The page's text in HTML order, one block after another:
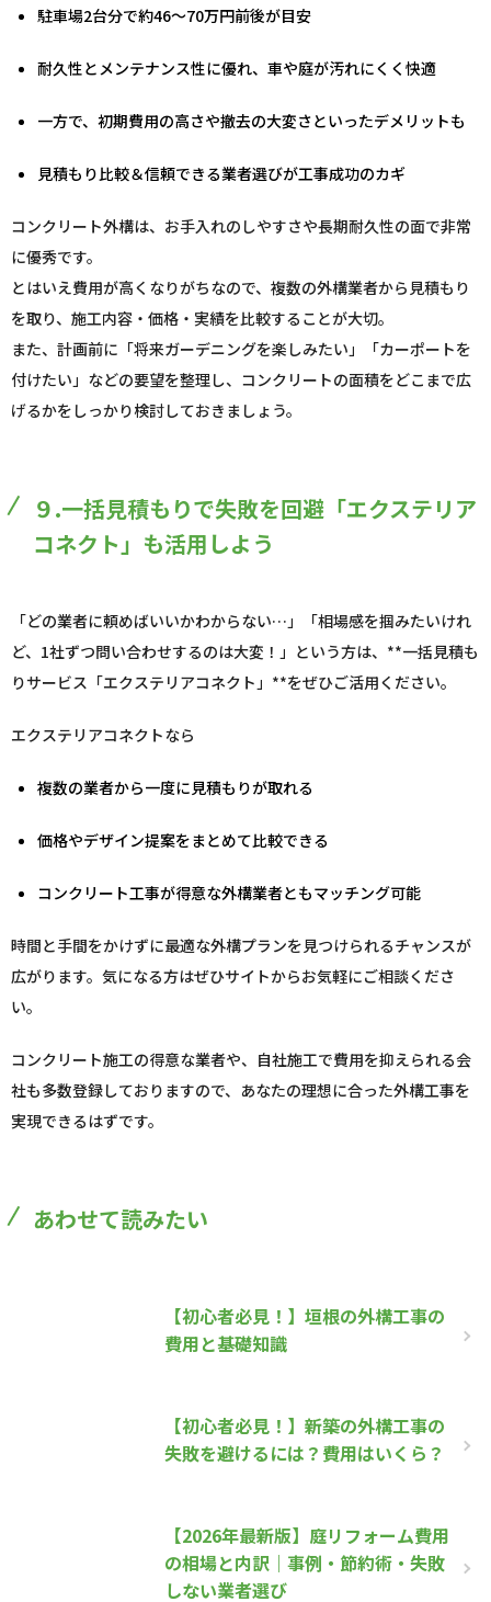
駐車場2台分で約46～70万円前後が目安
耐久性とメンテナンス性に優れ、車や庭が汚れにくく快適
一方で、初期費用の高さや撤去の大変さといったデメリットも
見積もり比較＆信頼できる業者選びが工事成功のカギ
コンクリート外構は、お手入れのしやすさや長期耐久性の面で非常
に優秀です。
とはいえ費用が高くなりがちなので、複数の外構業者から見積もり
を取り、施工内容・価格・実績を比較することが大切。
また、計画前に「将来ガーデニングを楽しみたい」「カーポートを
付けたい」などの要望を整理し、コンクリートの面積をどこまで広
げるかをしっかり検討しておきましょう。
９.一括見積もりで失敗を回避「エクステリア
コネクト」も活用しよう
「どの業者に頼めばいいかわからない…」「相場感を掴みたいけれ
ど、1社ずつ問い合わせするのは大変！」という方は、**一括見積も
りサービス「エクステリアコネクト」**をぜひご活用ください。
エクステリアコネクトなら
複数の業者から一度に見積もりが取れる
価格やデザイン提案をまとめて比較できる
コンクリート工事が得意な外構業者ともマッチング可能
時間と手間をかけずに最適な外構プランを見つけられるチャンスが
広がります。気になる方はぜひサイトからお気軽にご相談くださ
い。
コンクリート施工の得意な業者や、自社施工で費用を抑えられる会
社も多数登録しておりますので、あなたの理想に合った外構工事を
実現できるはずです。
あわせて読みたい
【初心者必見！】垣根の外構工事の
費用と基礎知識
【初心者必見！】新築の外構工事の
失敗を避けるには？費用はいくら？
【2026年最新版】庭リフォーム費用
の相場と内訳｜事例・節約術・失敗
しない業者選び